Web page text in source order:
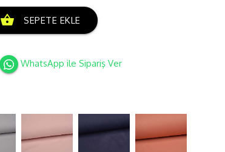
shopping_basket SEPETE EKLE
WhatsApp ile Sipariş Ver